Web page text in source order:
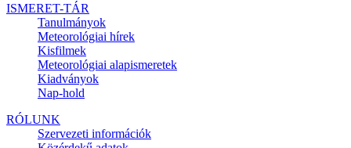
ISMERET-TÁR
Tanulmányok
Meteorológiai hírek
Kisfilmek
Meteorológiai alapismeretek
Kiadványok
Nap-hold
RÓLUNK
Szervezeti információk